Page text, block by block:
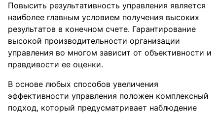
Повысить результативность управления является
наиболее главным условием получения высоких
результатов в конечном счете. Гарантирование
высокой производительности организации
управления во многом зависит от объективности и
правдивости ее оценки.
В основе любых способов увеличения
эффективности управления положен комплексный
подход, который предусматривает наблюдение